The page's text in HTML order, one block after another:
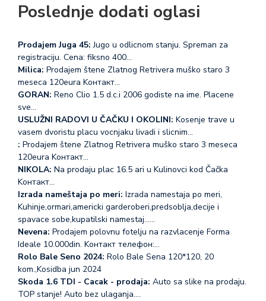
Poslednje dodati oglasi
Prodajem Juga 45: Jugo u odlicnom stanju. Spreman za
registraciju. Cena: fiksno 400…
Milica: Prodajem štene Zlatnog Retrivera muško staro 3
meseca 120eura Koнтакт…
GORAN: Reno Clio 1.5 d.c.i 2006 godiste na ime. Placene
sve…
USLUŽNI RADOVI U ČAČKU I OKOLINI: Kosenje trave u
vasem dvoristu placu vocnjaku livadi i slicnim…
: Prodajem štene Zlatnog Retrivera muško staro 3 meseca
120eura Koнтакт…
NIKOLA: Na prodaju plac 16.5 ari u Kulinovci kod Čačka
Koнтакт…
Izrada nameštaja po meri: Izrada namestaja po meri,
Kuhinje,ormari,americki garderoberi,predsoblja,decije i
spavace sobe,kupatilski namestaj...…
Nevena: Prodajem polovnu fotelju na razvlacenje Forma
Ideale 10.000din. Koнтакт телефон:…
Rolo Bale Seno 2024: Rolo Bale Sena 120*120, 20
kom.,Kosidba jun 2024
Skoda 1.6 TDI - Cacak - prodaja: Auto sa slike na prodaju.
TOP stanje! Auto bez ulaganja.…